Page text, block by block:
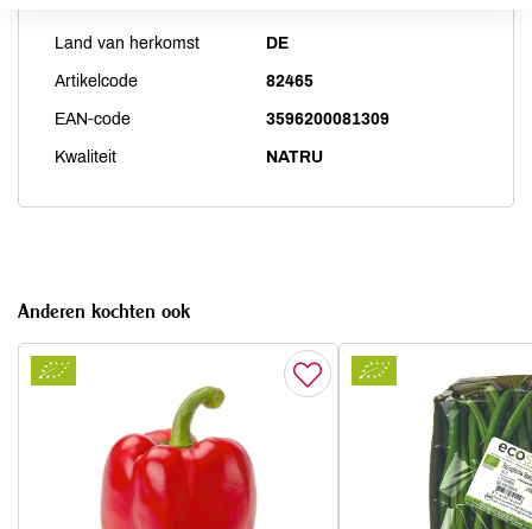
Land van herkomst DE
Artikelcode 82465
EAN-code 3596200081309
Kwaliteit NATRU
Anderen kochten ook